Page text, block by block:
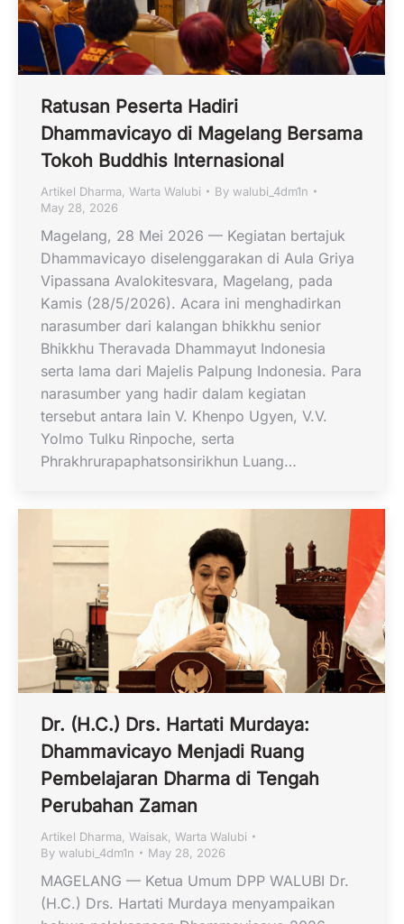
Ratusan Peserta Hadiri
Dhammavicayo di Magelang Bersama
Tokoh Buddhis Internasional
Artikel Dharma Warta Walubi By walubi_4dm1n
May 28, 2026
Magelang, 28 Mei 2026 — Kegiatan bertajuk
Dhammavicayo diselenggarakan di Aula Griya
Vipassana Avalokitesvara, Magelang, pada
Kamis (28/5/2026). Acara ini menghadirkan
narasumber dari kalangan bhikkhu senior
Bhikkhu Theravada Dhammayut Indonesia
serta lama dari Majelis Palpung Indonesia. Para
narasumber yang hadir dalam kegiatan
tersebut antara lain V. Khenpo Ugyen, V.V.
Yolmo Tulku Rinpoche, serta
Phrakhrurapaphatsonsirikhun Luang…
Dr. (H.C.) Drs. Hartati Murdaya:
Dhammavicayo Menjadi Ruang
Pembelajaran Dharma di Tengah
Perubahan Zaman
Artikel Dharma Waisak Warta Walubi
By walubi_4dm1n May 28, 2026
MAGELANG — Ketua Umum DPP WALUBI Dr.
(H.C.) Drs. Hartati Murdaya menyampaikan